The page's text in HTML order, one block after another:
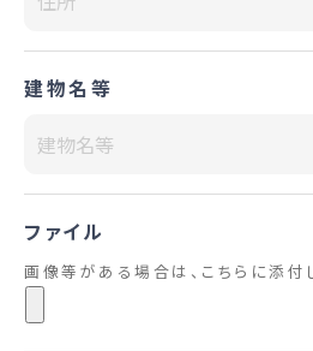
建物名等
ファイル
画像等がある場合は、こちらに添付